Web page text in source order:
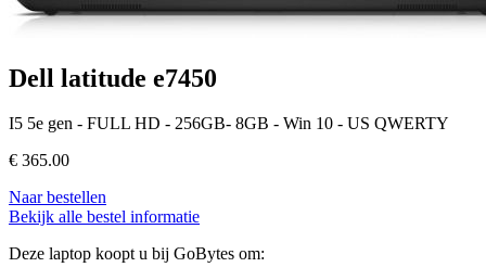
Dell latitude e7450
I5 5e gen - FULL HD - 256GB- 8GB - Win 10 - US QWERTY
€ 365.00
Naar bestellen
Bekijk alle bestel informatie
Deze laptop koopt u bij GoBytes om: